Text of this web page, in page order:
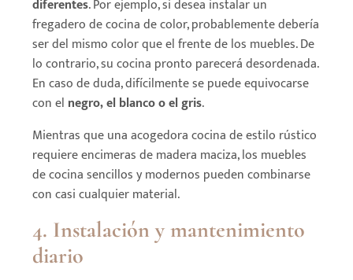
diferentes. Por ejemplo, si desea instalar un
fregadero de cocina de color, probablemente debería
ser del mismo color que el frente de los muebles. De
lo contrario, su cocina pronto parecerá desordenada.
En caso de duda, difícilmente se puede equivocarse
con el negro, el blanco o el gris.
Mientras que una acogedora cocina de estilo rústico
requiere encimeras de madera maciza, los muebles
de cocina sencillos y modernos pueden combinarse
con casi cualquier material.
4. Instalación y mantenimiento
diario